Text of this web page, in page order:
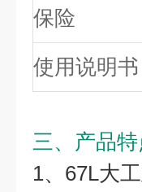
保险
使用说明书
三、产品特
1、67L大